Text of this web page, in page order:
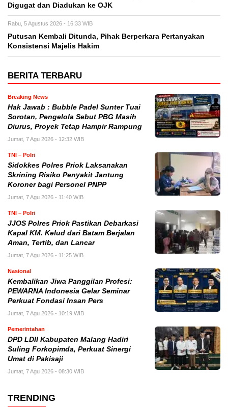
Digugat dan Diadukan ke OJK
Rabu, 5 Agustus 2026 - 16:33 WIB
Putusan Kembali Ditunda, Pihak Berperkara Pertanyakan
Konsistensi Majelis Hakim
BERITA TERBARU
Breaking News
Hak Jawab : Bubble Padel Sunter Tuai
Sorotan, Pengelola Sebut PBG Masih
Diurus, Proyek Tetap Hampir Rampung
Jumat, 7 Agu 2026 - 12:32 WIB
TNI – Polri
Sidokkes Polres Priok Laksanakan
Skrining Risiko Penyakit Jantung
Koroner bagi Personel PNPP
Jumat, 7 Agu 2026 - 11:40 WIB
TNI – Polri
JJOS Polres Priok Pastikan Debarkasi
Kapal KM. Kelud dari Batam Berjalan
Aman, Tertib, dan Lancar
Jumat, 7 Agu 2026 - 11:25 WIB
Nasional
Kembalikan Jiwa Panggilan Profesi:
PEWARNA Indonesia Gelar Seminar
Perkuat Fondasi Insan Pers
Jumat, 7 Agu 2026 - 10:19 WIB
Pemerintahan
DPD LDII Kabupaten Malang Hadiri
Suling Forkopimda, Perkuat Sinergi
Umat di Pakisaji
Jumat, 7 Agu 2026 - 08:30 WIB
TRENDING